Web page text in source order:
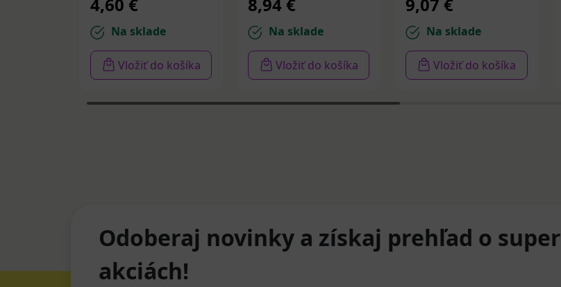
4,60 €
Na sklade
Vložiť do košíka
8,94 €
Na sklade
Vložiť do košíka
9,07 €
Na sklade
Vložiť do košíka
Odoberaj novinky a získaj prehľad o super
akciách!